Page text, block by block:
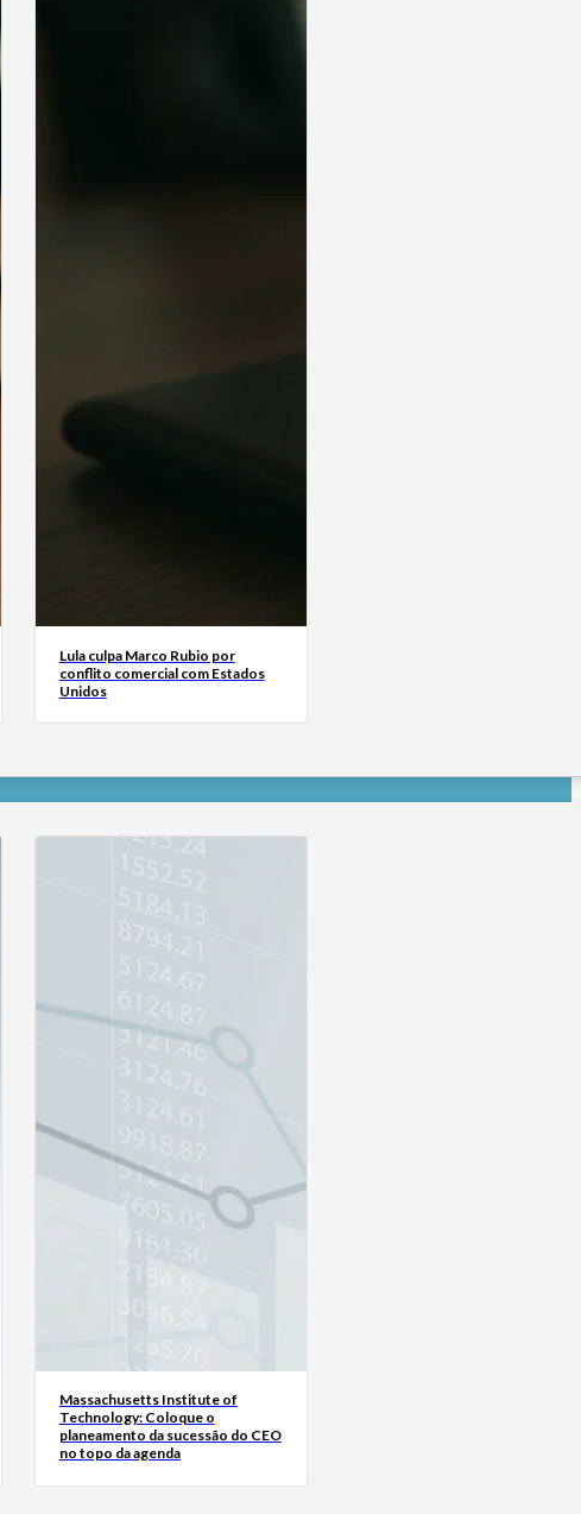
Lula culpa Marco Rubio por
conflito comercial com Estados
Unidos
Massachusetts Institute of
Technology: Coloque o
planeamento da sucessão do CEO
no topo da agenda